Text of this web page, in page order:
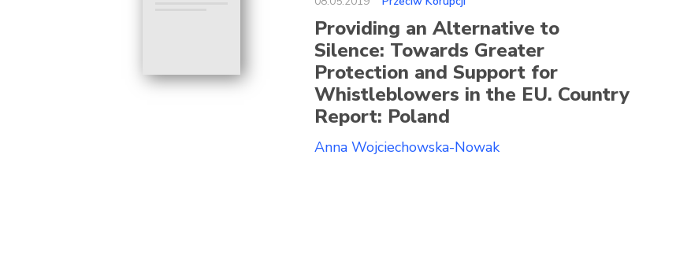
Providing an Alternative to
Silence: Towards Greater
Protection and Support for
Whistleblowers in the EU. Country
Report: Poland
Anna Wojciechowska-Nowak